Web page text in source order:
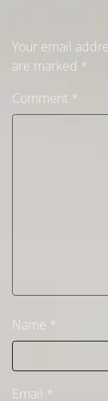
Your email
are marked *
Comment *
Name *
Email *